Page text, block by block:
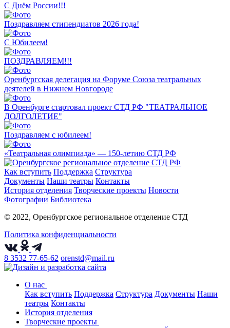
С Днём России!!!
Поздравляем стипендиатов 2026 года!
С Юбилеем!
ПОЗДРАВЛЯЕМ!!!
Оренбургская делегация на Форуме Союза театральных
деятелей в Нижнем Новгороде
В Оренбурге стартовал проект СТД РФ "ТЕАТРАЛЬНОЕ
ДОЛГОЛЕТИЕ"
Поздравляем с юбилеем!
«Театральная олимпиада» — 150-летию СТД РФ
Как вступить Поддержка Структура
Документы Наши театры Контакты
История отделения Творческие проекты Новости
Фотографии Библиотека
© 2022, Оренбургское региональное отделение СТД
Политика конфиденциальности
8 3532 77-65-62 orenstd@mail.ru
О нас
Как вступить Поддержка Структура Документы Наши
театры Контакты
История отделения
Творческие проекты